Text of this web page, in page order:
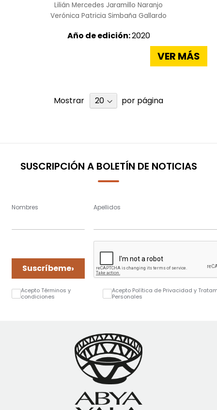
Lilián Mercedes Jaramillo Naranjo
Verónica Patricia Simbaña Gallardo
Año de edición:2020
VER MÁS
Mostrar por página
SUSCRIPCIÓN A BOLETÍN DE NOTICIAS
Nombres Apellidos
Suscríbeme›
Acepto Términos y
condiciones
Acepto Política de Privacidad y
Personales